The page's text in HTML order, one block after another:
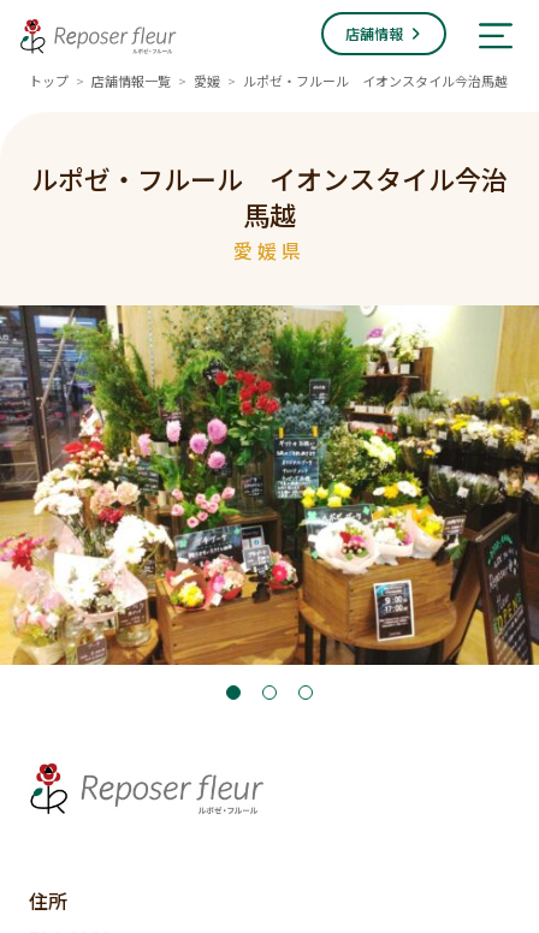
店舗情報
トップ > 店舗情報一覧 > 愛媛 > ルポゼ・フルール イオンスタイル今治馬越
ルポゼ・フルール イオンスタイル今治
馬越
愛媛県
住所